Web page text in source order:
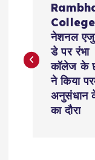
s
नेशनल
डे पर रंभा
कॉलेज के
ने किया
अनुसंधान
का दौरा